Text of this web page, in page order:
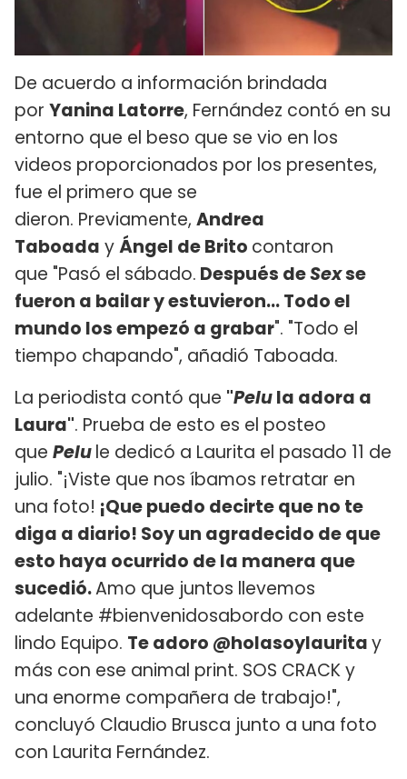
De acuerdo a información brindada
por Yanina Latorre, Fernández contó en su
entorno que el beso que se vio en los
videos proporcionados por los presentes,
fue el primero que se
dieron. Previamente, Andrea
Taboada yÁngel de Brito contaron
que "Pasó el sábado. Después deSexse
fueron a bailar y estuvieron... Todo el
mundo los empezó a grabar". "Todo el
tiempo chapando", añadió Taboada.
La periodista contó que "Pelula adora a
Laura". Prueba de esto es el posteo
que Pelule dedicó a Laurita el pasado 11 de
julio. "¡Viste que nos íbamos retratar en
una foto! ¡Que puedo decirte que no te
diga a diario! Soy un agradecido de que
esto haya ocurrido de la manera que
sucedió.Amo que juntos llevemos
adelante #bienvenidosabordo con este
lindo Equipo. Te adoro @holasoylauritay
más con ese animal print. SOS CRACK y
una enorme compañera de trabajo!",
concluyó Claudio Brusca junto a una foto
con Laurita Fernández.